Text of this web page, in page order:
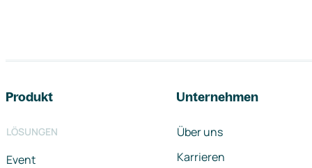
Produkt
LÖSUNGEN
Event
Unternehmen
Über uns
Karrieren